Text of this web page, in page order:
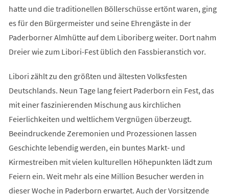
hatte und die traditionellen Böllerschüsse ertönt waren, ging
es für den Bürgermeister und seine Ehrengäste in der
Paderborner Almhütte auf dem Liboriberg weiter. Dort nahm
Dreier wie zum Libori-Fest üblich den Fassbieranstich vor.
Libori zählt zu den größten und ältesten Volksfesten
Deutschlands. Neun Tage lang feiert Paderborn ein Fest, das
mit einer faszinierenden Mischung aus kirchlichen
Feierlichkeiten und weltlichem Vergnügen überzeugt.
Beeindruckende Zeremonien und Prozessionen lassen
Geschichte lebendig werden, ein buntes Markt- und
Kirmestreiben mit vielen kulturellen Höhepunkten lädt zum
Feiern ein. Weit mehr als eine Million Besucher werden in
dieser Woche in Paderborn erwartet. Auch der Vorsitzende